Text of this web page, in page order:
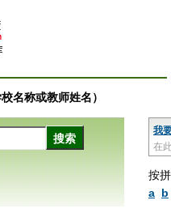
名称或教师姓名）
我
在
按
a b